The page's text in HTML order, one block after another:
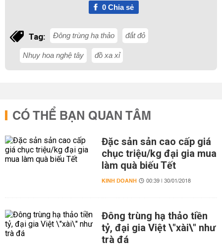
0Chia sẻ
Tag: Đông trùng hạ thảo đắt đỏ
Nhụy hoa nghệ tây đồ xa xỉ
CÓ THỂ BẠN QUAN TÂM
Đặc sản sản cao cấp giá
chục triệu/kg đại gia mua
làm quà biếu Tết
KINH DOANH 00:39 | 30/01/2018
Đông trùng hạ thảo tiền
tỷ, đại gia Việt \"xài\" như
trà đá